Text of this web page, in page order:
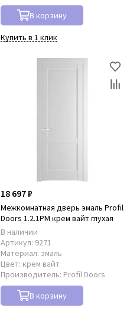
В корзину
Купить в 1 клик
18 697 ₽
Межкомнатная дверь эмаль Profil
Doors 1.2.1PM крем вайт глухая
В наличии
Артикул: 9271
Материал: эмаль
Цвет: крем вайт
Производитель: Profil Doors
В корзину